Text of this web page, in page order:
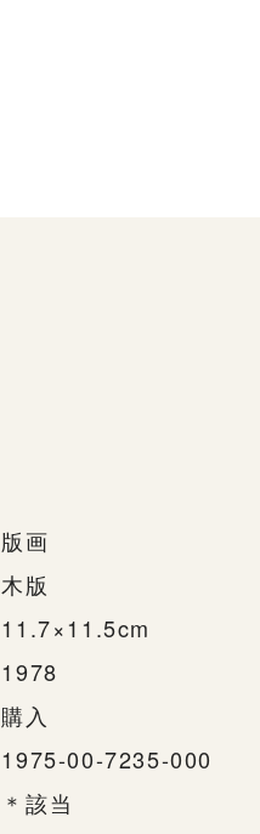
版画
木版
11.7×11.5cm
1978
購入
1975-00-7235-000
＊該当